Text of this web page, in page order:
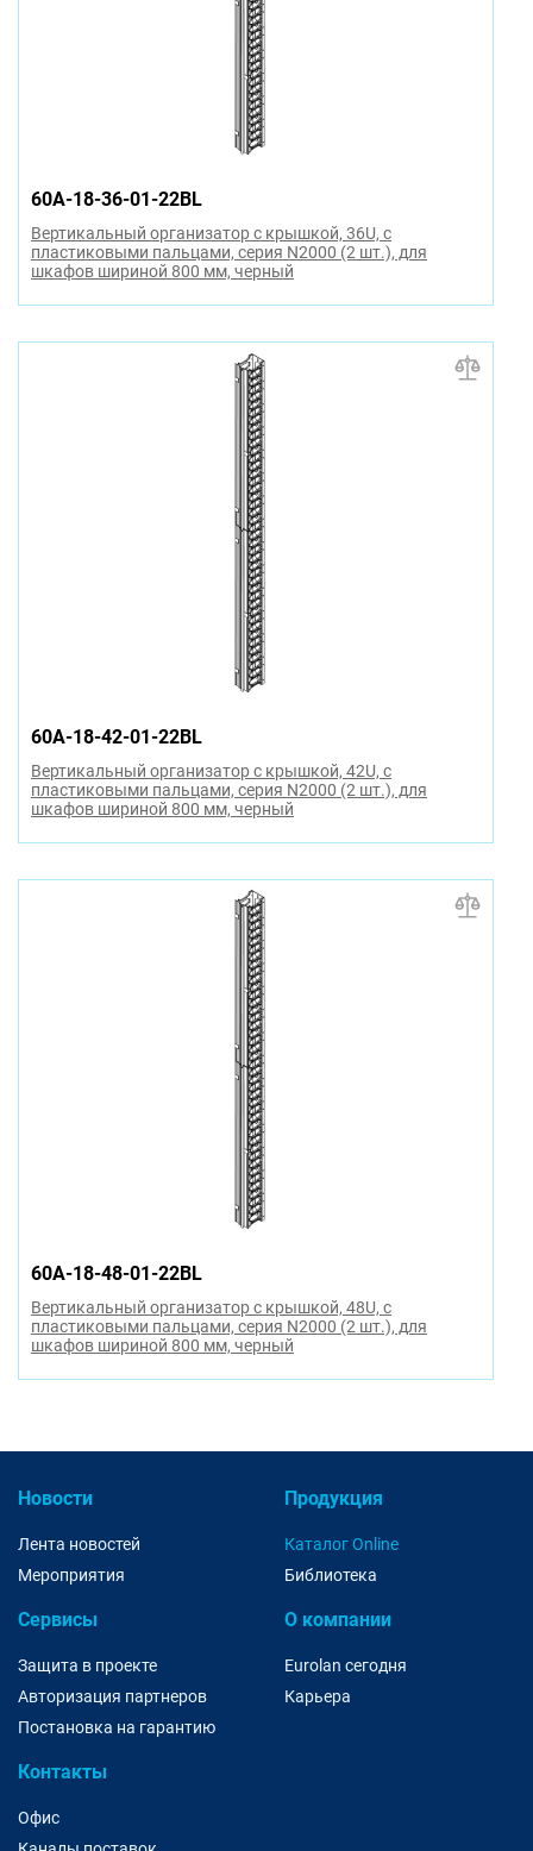
60A-18-36-01-22BL
Вертикальный организатор с крышкой, 36U, с
пластиковыми пальцами, серия N2000 (2 шт.), для
шкафов шириной 800 мм, черный
60A-18-42-01-22BL
Вертикальный организатор с крышкой, 42U, с
пластиковыми пальцами, серия N2000 (2 шт.), для
шкафов шириной 800 мм, черный
60A-18-48-01-22BL
Вертикальный организатор с крышкой, 48U, с
пластиковыми пальцами, серия N2000 (2 шт.), для
шкафов шириной 800 мм, черный
Новости
Лента новостей
Мероприятия
Продукция
Каталог Online
Библиотека
Сервисы
Защита в проекте
Авторизация партнеров
Постановка на гарантию
О компании
Eurolan сегодня
Карьера
Контакты
Офис